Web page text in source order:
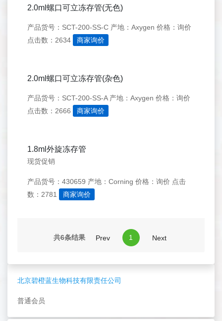
北京碧橙蓝生物科技有限责任公司
普通会员
2.0ml螺口可立冻存管(无色)
产品货号：SCT-200-SS-C 产地：Axygen 价格：询价
点击数：2634
商家询价
2.0ml螺口可立冻存管(杂色)
产品货号：SCT-200-SS-A 产地：Axygen 价格：询价
点击数：2666
商家询价
1.8ml外旋冻存管
现货促销
产品货号：430659 产地：Corning 价格：询价 点击
数：2781
商家询价
共6条结果 Prev 1 Next